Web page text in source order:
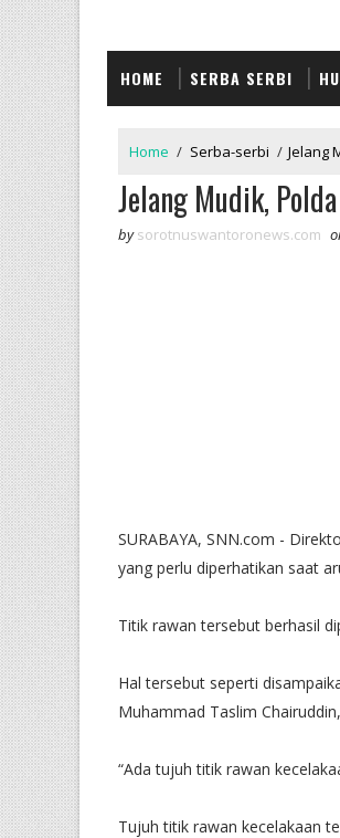
HOME SERBA SERBI
Home / Serba-serbi / Jelang
Jelang Mudik,
by sorotnuswantoronews.com
SURABAYA, SNN.com -
yang perlu diperhatikan saat
Titik rawan tersebut berhasil
Hal tersebut seperti
Muhammad Taslim
“Ada tujuh titik rawan
Tujuh titik rawan kecelakaan